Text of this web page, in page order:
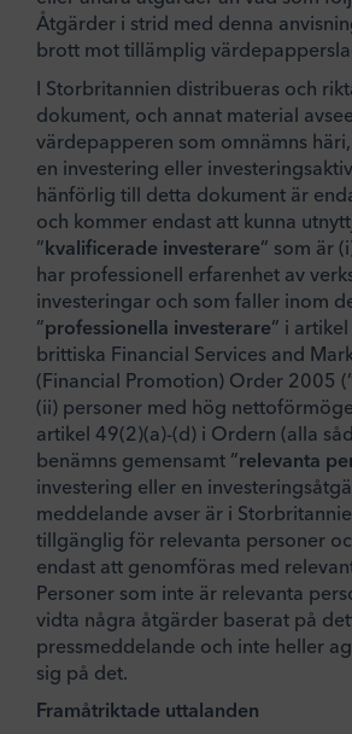
Åtgärder i strid med denna
brott mot tillämplig
I Storbritannien distribueras och
dokument, och annat material
värdepapperen som omnämns
en investering eller
hänförlig till detta dokument är
och kommer endast att kunna
”kvalificerade investerare” som är
har professionell erfarenhet av
investeringar och som faller inom
”professionella investerare” i
brittiska Financial Services and
(Financial Promotion) Order 2005
(ii) personer med hög
artikel 49(2)(a)-(d) i Ordern (alla
benämns gemensamt ”relevanta
investering eller en
meddelande avser är i
tillgänglig för relevanta personer
endast att genomföras med
Personer som inte är relevanta
vidta några åtgärder baserat på
pressmeddelande och inte heller
sig på det.
Framåtriktade uttalanden